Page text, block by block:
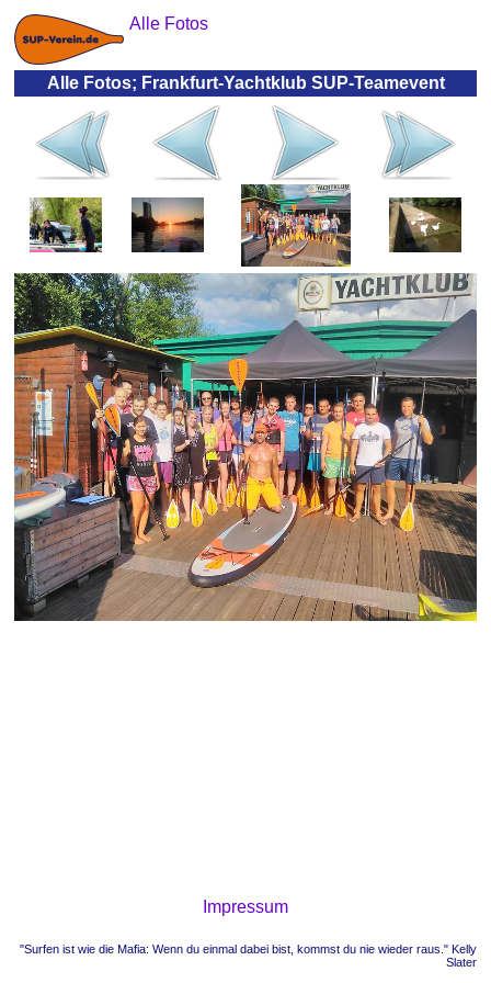
Alle Fotos
Alle Fotos; Frankfurt-Yachtklub SUP-Teamevent
Impressum
"Surfen ist wie die Mafia: Wenn du einmal dabei bist, kommst du nie wieder raus." Kelly
Slater